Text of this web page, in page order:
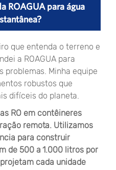
ROAGUA para água
que entenda o terreno e
a ROAGUA para
problemas. Minha equipe
robustos que
difíceis do planeta.
RO em contêineres
remota. Utilizamos
para construir
de 500 a 1.000 litros por
cada unidade